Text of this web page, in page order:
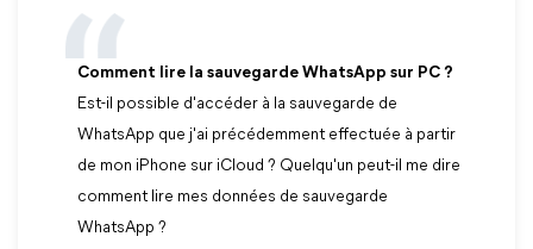
Comment lire la sauvegarde WhatsApp sur PC ?
Est-il possible d'accéder à la sauvegarde de
WhatsApp que j'ai précédemment effectuée à partir
de mon iPhone sur iCloud ? Quelqu'un peut-il me dire
comment lire mes données de sauvegarde
WhatsApp ?